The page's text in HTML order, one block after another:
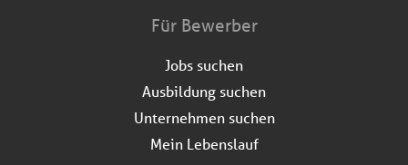
Für Bewerber
Jobs suchen
Ausbildung suchen
Unternehmen suchen
Mein Lebenslauf